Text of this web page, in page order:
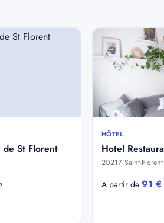
St Florent
HÔTEL
Hotel
20217 Saint-Florent
A partir de 91 €